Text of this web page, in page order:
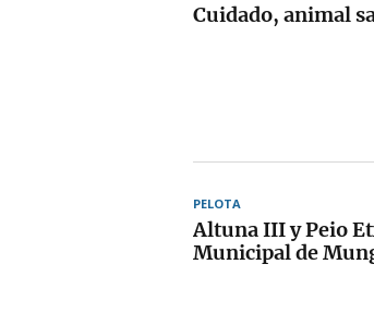
Cuidado, animal
PELOTA
Altuna III y Peio
Municipal de